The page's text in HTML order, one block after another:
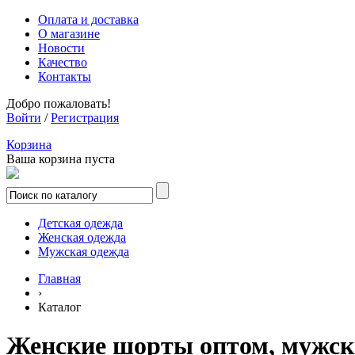
Оплата и доставка
О магазине
Новости
Качество
Контакты
Добро пожаловать!
Войти /Регистрация
Корзина
Ваша корзина пуста
Детская одежда
Женская одежда
Мужская одежда
Главная
›
Каталог
Женские шорты оптом,